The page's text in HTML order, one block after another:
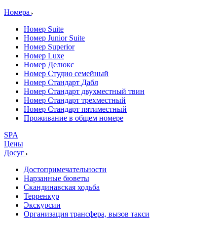
Номера
Номер Suite
Номер Junior Suite
Номер Superior
Номер Luxe
Номер Делюкс
Номер Студио семейный
Номер Стандарт Дабл
Номер Стандарт двухместный твин
Номер Стандарт трехместный
Номер Стандарт пятиместный
Проживание в общем номере
SPA
Цены
Досуг
Достопримечательности
Нарзанные бюветы
Скандинавская ходьба
Терренкур
Экскурсии
Организация трансфера, вызов такси